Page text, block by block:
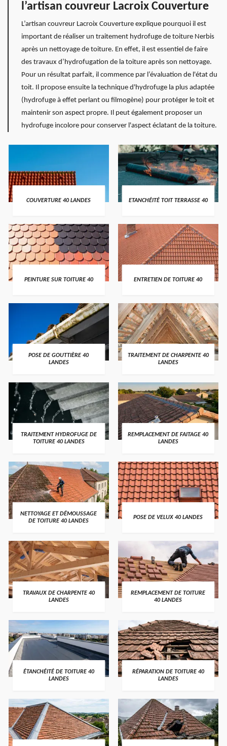
l’artisan couvreur Lacroix Couverture
L’artisan couvreur Lacroix Couverture explique pourquoi il est
important de réaliser un traitement hydrofuge de toiture Nerbis
après un nettoyage de toiture. En effet, il est essentiel de faire
des travaux d’hydrofugation de la toiture après son nettoyage.
Pour un résultat parfait, il commence par l’évaluation de l'état du
toit. Il propose ensuite la technique d'hydrofuge la plus adaptée
(hydrofuge à effet perlant ou filmogène) pour protéger le toit et
maintenir son aspect propre. Il peut également proposer un
hydrofuge incolore pour conserver l'aspect éclatant de la toiture.
COUVERTURE 40 LANDES ETANCHÉITÉ TOIT TERRASSE 40
PEINTURE SUR TOITURE 40 ENTRETIEN DE TOITURE 40
POSE DE GOUTTIÈRE 40
LANDES
TRAITEMENT DE CHARPENTE 40
LANDES
TRAITEMENT HYDROFUGE DE
TOITURE 40 LANDES
REMPLACEMENT DE FAITAGE 40
LANDES
NETTOYAGE ET DÉMOUSSAGE
DE TOITURE 40 LANDES
POSE DE VELUX 40 LANDES
TRAVAUX DE CHARPENTE 40
LANDES
REMPLACEMENT DE TOITURE
40 LANDES
ÉTANCHÉITÉ DE TOITURE 40
LANDES
RÉPARATION DE TOITURE 40
LANDES